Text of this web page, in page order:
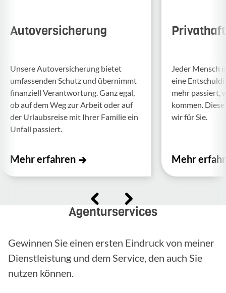
Autoversicherung
Unsere Auto­ver­si­che­rung bietet
umfas­senden Schutz und über­nimmt
finan­ziell Verant­wor­tung. Ganz egal,
ob auf dem Weg zur Arbeit oder auf
der Urlaubs­reise mit Ihrer Familie ein
Unfall passiert.
Mehr erfahren
Jeder Mensch
eine
mehr passiert,
kommen.
wir für Sie.
Mehr
Agenturservices
Gewinnen Sie einen ersten Eindruck von meiner
Dienstleistung und dem Service, den auch Sie
nutzen können.